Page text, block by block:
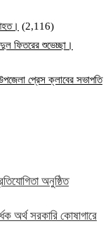
(2,116)
ফিতরের শুভেচ্ছা।
প্রেস ক্লাবের সভাপতি
অনুষ্ঠিত
অর্থ সরকারি কোষাগারে